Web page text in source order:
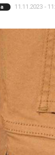
11.11.2023 -